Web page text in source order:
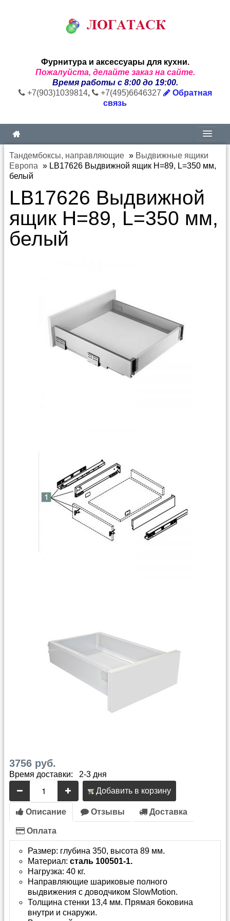
Фурнитура и аксессуары для кухни.
Пожалуйста, делайте заказ на сайте.
Время работы с 8:00 до 19:00.
+7(903)1039814, +7(495)6646327
Обратная
связь
Тандембоксы, направляющие » Выдвижные ящики
Европа » LB17626 Выдвижной ящик H=89, L=350 мм,
белый
LB17626 Выдвижной
ящик H=89, L=350 мм,
белый
3756 руб.
Время доставки: 2-3 дня
Добавить в корзину
Описание Отзывы Доставка
Оплата
Размер: глубина 350, высота 89 мм.
Материал: сталь 100501-1.
Нагрузка: 40 кг.
Направляющие шариковые полного
выдвижения с доводчиком SlowMotion.
Толщина стенки 13,4 мм. Прямая боковина
внутри и снаружи.